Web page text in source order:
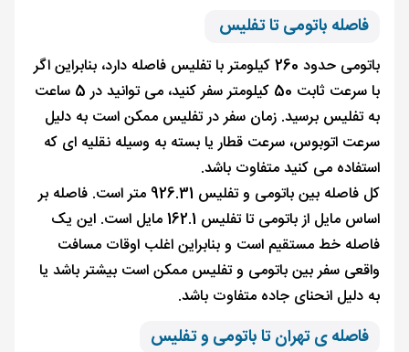
فاصله باتومی تا تفلیس
باتومی حدود 260 کیلومتر با تفلیس فاصله دارد، بنابراین اگر
با سرعت ثابت 50 کیلومتر سفر کنید، می توانید در 5 ساعت
به تفلیس برسید. زمان سفر در تفلیس ممکن است به دلیل
سرعت اتوبوس، سرعت قطار یا بسته به وسیله نقلیه ای که
استفاده می کنید متفاوت باشد.
کل فاصله بین باتومی و تفلیس 926.31 متر است. فاصله بر
اساس مایل از باتومی تا تفلیس 162.1 مایل است. این یک
فاصله خط مستقیم است و بنابراین اغلب اوقات مسافت
واقعی سفر بین باتومی و تفلیس ممکن است بیشتر باشد یا
به دلیل انحنای جاده متفاوت باشد.
فاصله ی تهران تا باتومی و تفلیس